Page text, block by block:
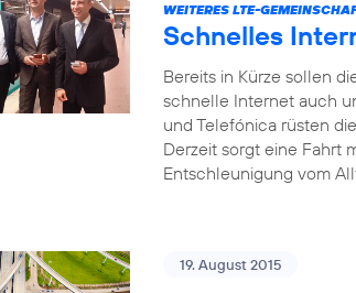
WEITERES LTE-
Schnelles
Bereits in Kürze sollen
schnelle Internet auch
und Telefónica rüsten
Derzeit sorgt eine Fahrt
Entschleunigung vom
19. August 2015